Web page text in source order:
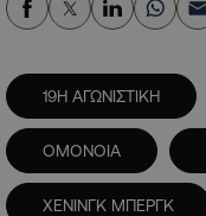
19Η ΑΓΩΝΙΣΤΙΚΗ
ΟΜΟΝΟΙΑ
ΧΕΝΙΝΓΚ ΜΠΕΡΓΚ